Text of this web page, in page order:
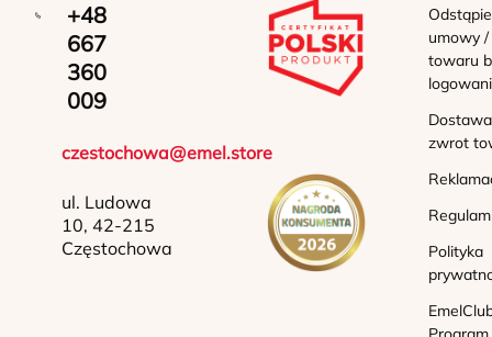
+48
667
360
009
czestochowa@emel.store
ul. Ludowa
10, 42-215
Częstochowa
umowy
towaru
zwrot
Polityka